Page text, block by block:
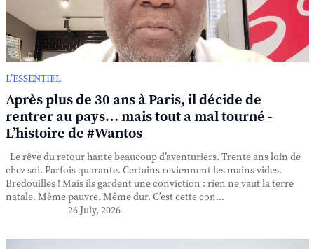
L’ESSENTIEL
Après plus de 30 ans à Paris, il décide de
rentrer au pays… mais tout a mal tourné -
L’histoire de #Wantos
Le rêve du retour hante beaucoup d’aventuriers. Trente ans loin de
chez soi. Parfois quarante. Certains reviennent les mains vides.
Bredouilles ! Mais ils gardent une conviction : rien ne vaut la terre
natale. Même pauvre. Même dur. C’est cette con...
26 July, 2026